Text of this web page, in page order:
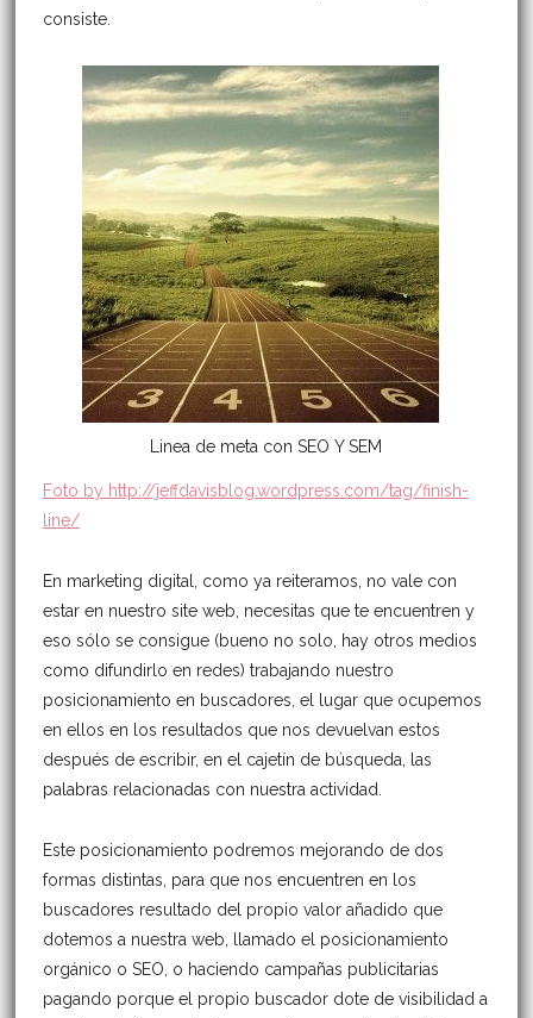
consiste.
Linea de meta con SEO Y SEM
Foto by http://jeffdavisblog.wordpress.com/tag/finish-
line/
En marketing digital, como ya reiteramos, no vale con
estar en nuestro site web, necesitas que te encuentren y
eso sólo se consigue (bueno no solo, hay otros medios
como difundirlo en redes) trabajando nuestro
posicionamiento en buscadores, el lugar que ocupemos
en ellos en los resultados que nos devuelvan estos
después de escribir, en el cajetín de búsqueda, las
palabras relacionadas con nuestra actividad.
Este posicionamiento podremos mejorando de dos
formas distintas, para que nos encuentren en los
buscadores resultado del propio valor añadido que
dotemos a nuestra web, llamado el posicionamiento
orgánico o SEO, o haciendo campañas publicitarias
pagando porque el propio buscador dote de visibilidad a